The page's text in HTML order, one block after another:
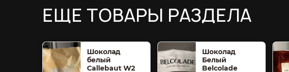
ЕЩЕ ТОВАРЫ РАЗДЕЛА
Шоколад
белый
Callebaut W2
Шоколад
Белый
Belcolade